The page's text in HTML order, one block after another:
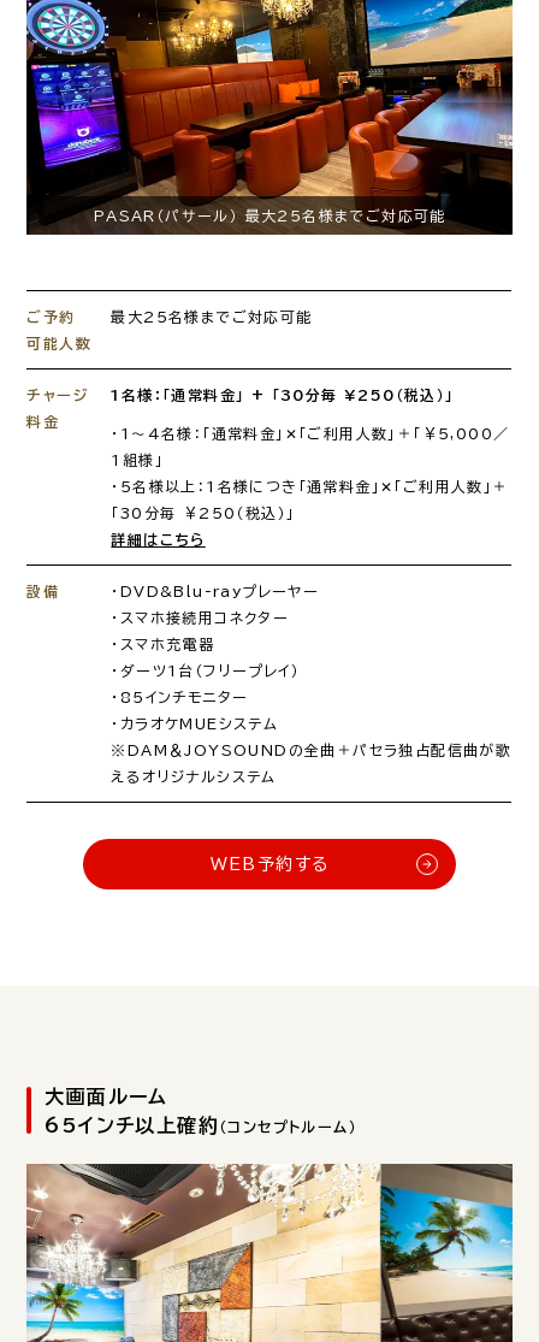
PASAR（パサール） 最大25名様までご対応可能
ご予約
可能人数
最大25名様までご対応可能
チャージ
料金
1名様：「通常料金」 + 「30分毎 ¥250（税込）」
・1～4名様：「通常料金」✕「ご利用人数」＋「￥5,000／
1組様」
・5名様以上：1名様につき「通常料金」✕「ご利用人数」＋
「30分毎 ￥250（税込）」
詳細はこちら
設備
・DVD&Blu-rayプレーヤー
・スマホ接続用コネクター
・スマホ充電器
・ダーツ1台（フリープレイ）
・85インチモニター
・カラオケMUEシステム
※DAM＆JOYSOUNDの全曲＋パセラ独占配信曲が歌
えるオリジナルシステム
WEB予約する
大画面ルーム
65インチ以上確約 （コンセプトルーム）